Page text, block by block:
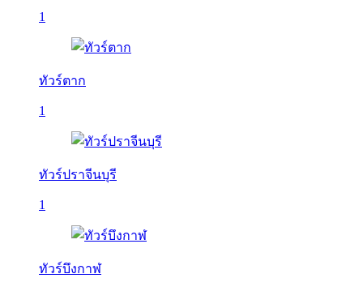
1
ทัวร์ตาก
1
ทัวร์ปราจีนบุรี
1
ทัวร์บึงกาฬ